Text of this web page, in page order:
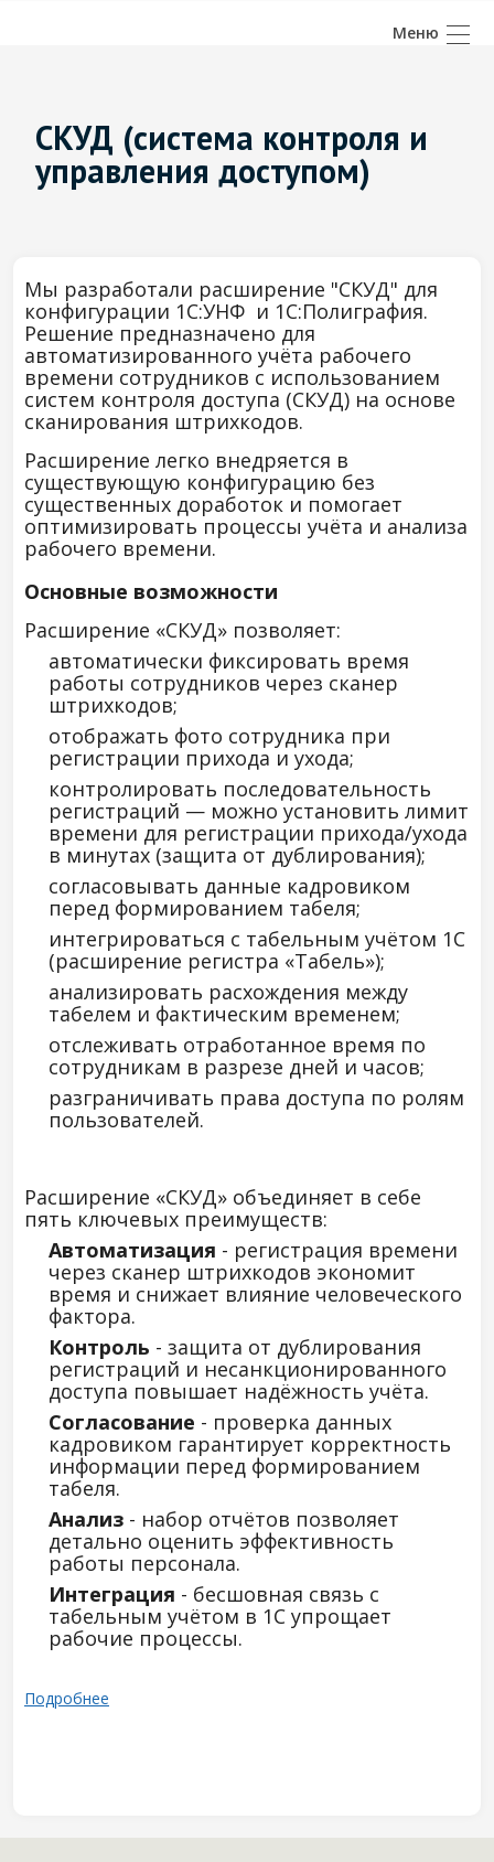
СКУД (система контроля и
управления доступом)
Мы разработали расширение "СКУД" для
конфигурации 1С:УНФ и 1С:Полиграфия.
Решение предназначено для
автоматизированного учёта рабочего
времени сотрудников с использованием
систем контроля доступа (СКУД) на основе
сканирования штрихкодов.
Расширение легко внедряется в
существующую конфигурацию без
существенных доработок и помогает
оптимизировать процессы учёта и анализа
рабочего времени.
Основные возможности
Расширение «СКУД» позволяет:
автоматически фиксировать время
работы сотрудников через сканер
штрихкодов;
отображать фото сотрудника при
регистрации прихода и ухода;
контролировать последовательность
регистраций — можно установить лимит
времени для регистрации прихода/ухода
в минутах (защита от дублирования);
согласовывать данные кадровиком
перед формированием табеля;
интегрироваться с табельным учётом 1С
(расширение регистра «Табель»);
анализировать расхождения между
табелем и фактическим временем;
отслеживать отработанное время по
сотрудникам в разрезе дней и часов;
разграничивать права доступа по ролям
пользователей.
Расширение «СКУД» объединяет в себе
пять ключевых преимуществ:
Автоматизация - регистрация времени
через сканер штрихкодов экономит
время и снижает влияние человеческого
фактора.
Контроль - защита от дублирования
регистраций и несанкционированного
доступа повышает надёжность учёта.
Согласование - проверка данных
кадровиком гарантирует корректность
информации перед формированием
табеля.
Анализ - набор отчётов позволяет
детально оценить эффективность
работы персонала.
Интеграция - бесшовная связь с
табельным учётом в 1С упрощает
рабочие процессы.
Подробнее